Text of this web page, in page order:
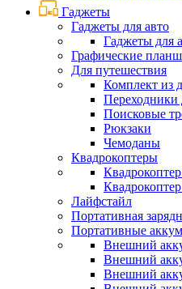
Гаджеты
Гаджеты для авто
Гаджеты для
Графические
Для путешествия
Комплект из
Переходники
Поисковые
Рюкзаки
Чемоданы
Квадрокоптеры
Лайфстайл
Портативная
Портативные
Внешний
Внешний
Внешний